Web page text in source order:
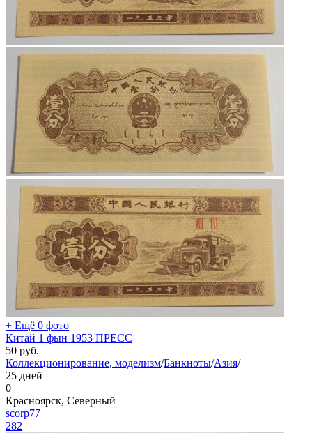
+ Ещё 0 фото
Китай 1 фын 1953 ПРЕСС
50 руб.
Коллекционирование, моделизм/Банкноты/Азия/
25 дней
0
Красноярск, Северный
scorp77
282